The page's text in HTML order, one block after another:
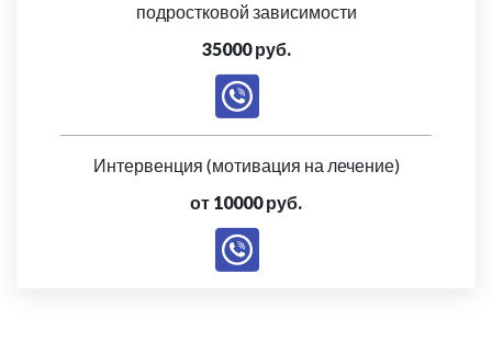
подростковой зависимости
35000 руб.
Интервенция (мотивация на лечение)
от 10000 руб.